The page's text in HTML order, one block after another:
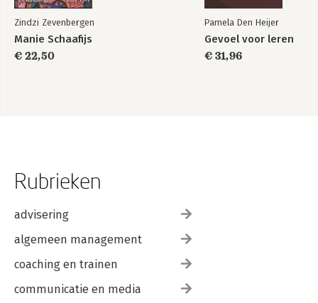
Zindzi Zevenbergen
Manie Schaafijs
€ 22,50
Pamela Den Heijer
Gevoel voor leren
€ 31,96
Rubrieken
advisering
algemeen management
coaching en trainen
communicatie en media